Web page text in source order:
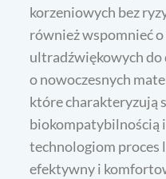
korzeniowych bez
również wspomnieć
ultradźwiękowych do
o nowoczesnych
które charakteryzują
biokompatybilnością
technologiom proces
efektywny i